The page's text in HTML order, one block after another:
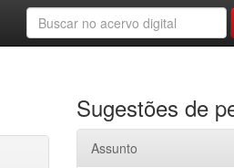
Sugestões de
Assunto